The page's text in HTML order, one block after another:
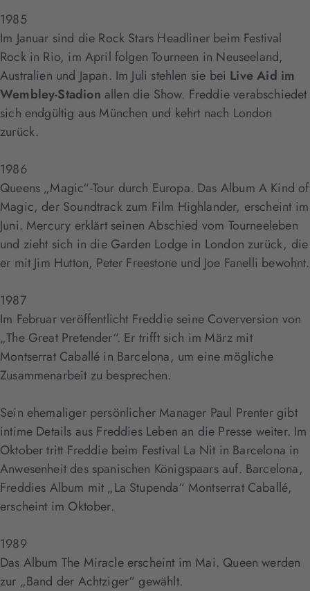
1985
Im Januar sind die Rock Stars Headliner beim Festival
Rock in Rio, im April folgen Tourneen in Neuseeland,
Australien und Japan. Im Juli stehlen sie bei Live Aid im
Wembley-Stadion allen die Show. Freddie verabschiedet
sich endgültig aus München und kehrt nach London
zurück.
1986
Queens „Magic“-Tour durch Europa. Das Album A Kind of
Magic, der Soundtrack zum Film Highlander, erscheint im
Juni. Mercury erklärt seinen Abschied vom Tourneeleben
und zieht sich in die Garden Lodge in London zurück, die
er mit Jim Hutton, Peter Freestone und Joe Fanelli bewohnt.
1987
Im Februar veröffentlicht Freddie seine Coverversion von
„The Great Pretender“. Er trifft sich im März mit
Montserrat Caballé in Barcelona, um eine mögliche
Zusammenarbeit zu besprechen.
Sein ehemaliger persönlicher Manager Paul Prenter gibt
intime Details aus Freddies Leben an die Presse weiter. Im
Oktober tritt Freddie beim Festival La Nit in Barcelona in
Anwesenheit des spanischen Königspaars auf. Barcelona,
Freddies Album mit „La Stupenda“ Montserrat Caballé,
erscheint im Oktober.
1989
Das Album The Miracle erscheint im Mai. Queen werden
zur „Band der Achtziger“ gewählt.